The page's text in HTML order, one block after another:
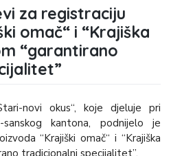
za registraciju
omač“ i “Krajiška
“garantirano
novi okus“, koje djeluje pri
sanskog kantona, podnijelo je
“Krajiški omač“ i “Krajiška
tradicionalni specijalitet”.